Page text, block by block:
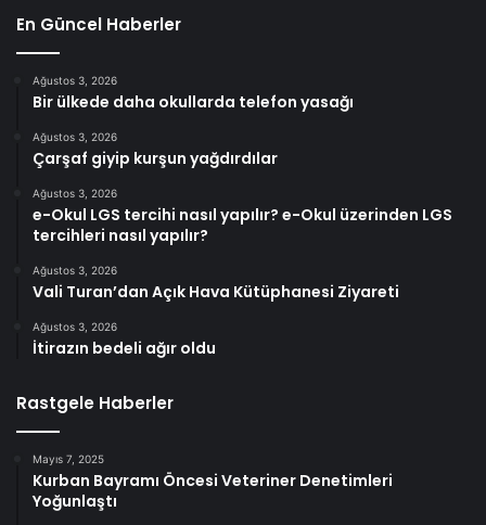
En Güncel Haberler
Ağustos 3, 2026
Bir ülkede daha okullarda telefon yasağı
Ağustos 3, 2026
Çarşaf giyip kurşun yağdırdılar
Ağustos 3, 2026
e-Okul LGS tercihi nasıl yapılır? e-Okul üzerinden LGS
tercihleri nasıl yapılır?
Ağustos 3, 2026
Vali Turan’dan Açık Hava Kütüphanesi Ziyareti
Ağustos 3, 2026
İtirazın bedeli ağır oldu
Rastgele Haberler
Mayıs 7, 2025
Kurban Bayramı Öncesi Veteriner Denetimleri
Yoğunlaştı